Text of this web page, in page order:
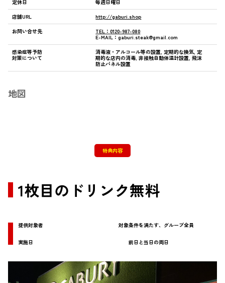
定休日
毎週日曜日
店舗URL
http://gaburi.shop
お問い合せ先
TEL：0120-987-080
E-MAIL：gaburi.steak@gmail.com
感染症等予防
対策について
消毒液・アルコール等の設置, 定期的な換気, 定
期的な店内の消毒, 非接触自動体温計設置, 飛沫
防止パネル設置
地図
特典内容
1枚目のドリンク無料
提供対象者 対象条件を満たす、グループ全員
実施日 前日と当日の両日